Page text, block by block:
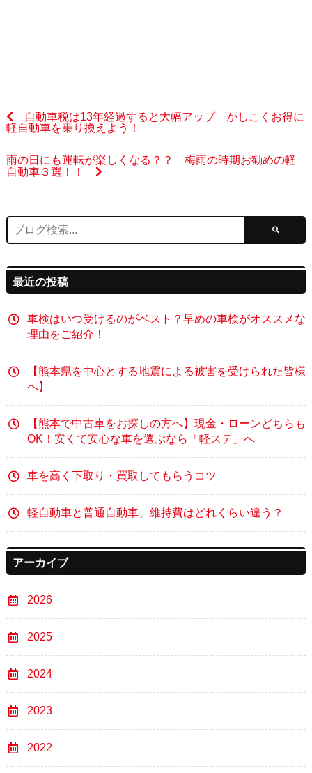
自動車税は13年経過すると大幅アップ かしこくお得に
軽自動車を乗り換えよう！
雨の日にも運転が楽しくなる？？ 梅雨の時期お勧めの軽
自動車３選！！
最近の投稿
車検はいつ受けるのがベスト？早めの車検がオススメな
理由をご紹介！
【熊本県を中心とする地震による被害を受けられた皆様
へ】
【熊本で中古車をお探しの方へ】現金・ローンどちらも
OK！安くて安心な車を選ぶなら「軽ステ」へ
車を高く下取り・買取してもらうコツ
軽自動車と普通自動車、維持費はどれくらい違う？
アーカイブ
2026
2025
2024
2023
2022